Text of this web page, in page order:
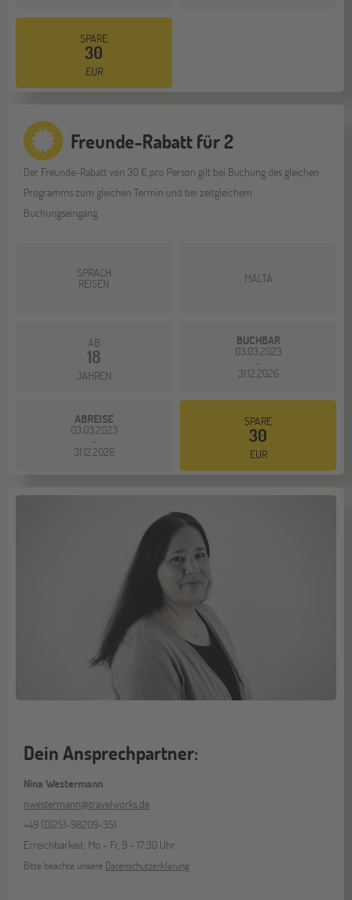
SPARE
30
EUR
Freunde-Rabatt für 2
Der Freunde-Rabatt von 30 € pro Person gilt bei Buchung des gleichen
Programms zum gleichen Termin und bei zeitgleichem
Buchungseingang.
SPRACH
REISEN MALTA
AB
18
JAHREN
BUCHBAR
03.03.2023
-
31.12.2026
ABREISE
03.03.2023
-
31.12.2026
SPARE
30
EUR
Dein Ansprechpartner:
Nina Westermann
nwestermann@travelworks.de
+49 (0)251-98209-351
Erreichbarkeit: Mo - Fr, 9 - 17:30 Uhr
Bitte beachte unsere Datenschutzerklärung